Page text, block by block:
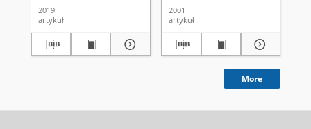
2019
artykuł
2001
artykuł
More